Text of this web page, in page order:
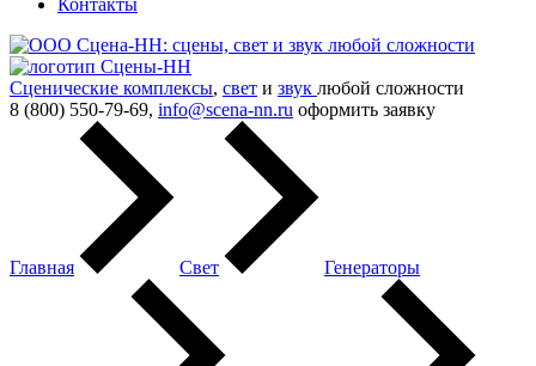
Контакты
Сценические комплексы, свет и звук любой сложности
8 (800) 550-79-69, info@scena-nn.ru оформить заявку
Главная Свет Генераторы